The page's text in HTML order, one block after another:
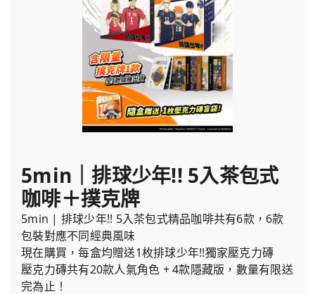
5min｜排球少年!! 5入茶包式
咖啡＋撲克牌
5min | 排球少年!! 5入茶包式精品咖啡共有6款，6款
包裝對應不同經典風味
現在購買，每盒均贈送1枚排球少年!!獨家壓克力磚
壓克力磚共有20款人氣角色 + 4款隱藏版，數量有限送
完為止！